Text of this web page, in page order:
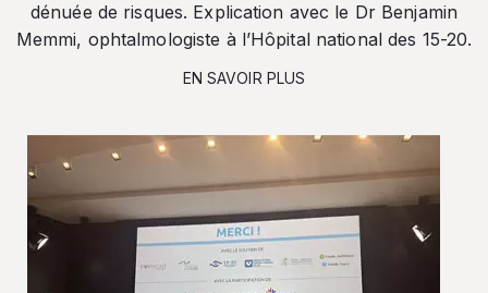
dénuée de risques. Explication avec le Dr Benjamin
Memmi, ophtalmologiste à l’Hôpital national des 15-20.
EN SAVOIR PLUS